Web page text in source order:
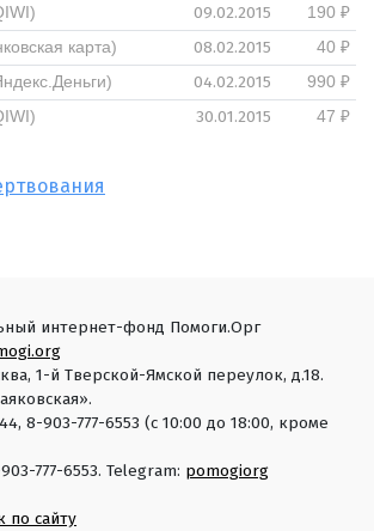
09.02.2015
190 ₽
карта)
08.02.2015
40 ₽
04.02.2015
990 ₽
30.01.2015 47 ₽
интернет-фонд Помоги.Орг
1-й Тверской-Ямской переулок, д.18.
8-903-777-6553 (с 10:00 до 18:00, кроме
777-6553. Telegram: pomogiorg
по сайту